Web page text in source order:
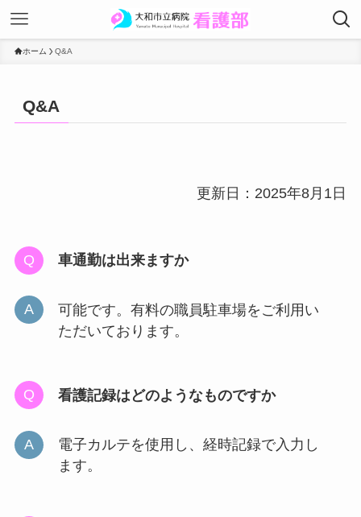
ホーム Q&A
Q&A
更新日：2025年8月1日
車通勤は出来ますか
可能です。有料の職員駐車場をご利用い
ただいております。
看護記録はどのようなものですか
電子カルテを使用し、経時記録で入力し
ます。